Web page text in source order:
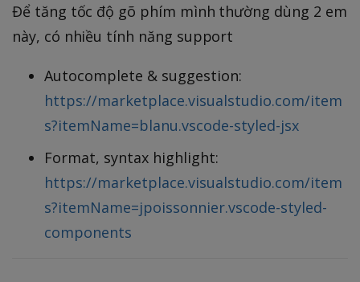
Để tăng tốc độ gõ phím mình thường dùng 2 em
này, có nhiều tính năng support
Autocomplete & suggestion:
https://marketplace.visualstudio.com/item
s?itemName=blanu.vscode-styled-jsx
Format, syntax highlight:
https://marketplace.visualstudio.com/item
s?itemName=jpoissonnier.vscode-styled-
components